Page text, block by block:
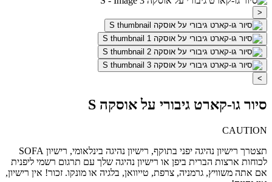
<
>
סיור גו-קארט גיבורי על אוסקה S
CAUTION
תצטרך רישיון נהיגה יפני בתוקף, רישיון נהיגה בינלאומי, רישיון SOFA
לכוחות ארצות הברית ביפן או רישיון נהיגה שלך עם תרגום רשמי ליפנית
אם אתה משוויץ, גרמניה, צרפת, טייוואן, בלגיה או מונקו. זכור! אין רישיון,